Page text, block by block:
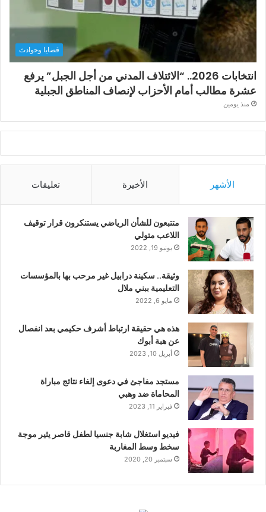
قضايا وحوادث
انتخابات 2026.. “الائتلاف المدني من أجل الجبل” يرفع
عشرة مطالب أمام الأحزاب لإنصاف المناطق الجبلية
منذ يومين
الأشهر الأخيرة تعليقات
متتبعون للشأن الرياضي يستنكرون قرار توقيف
اللاعب متولي
يونيو 19, 2022
وثيقة.. سكينة درابيل غير مرحب بها بالمؤسسات
التعليمية ببني ملال
مايو 6, 2022
هذه هي حقيقة ارتباط أشرف حكيمي بعد انفصال
عن هبة أبوك
أبريل 10, 2023
مستجد مفاجئ في دعوى إلغاء نتائج مباراة
المحاماة ضد وهبي
فبراير 11, 2023
فيديو استغلال شابة جنسيا لطفل قاصر يثير موجة
سخط وسط المغاربة
سبتمبر 20, 2020